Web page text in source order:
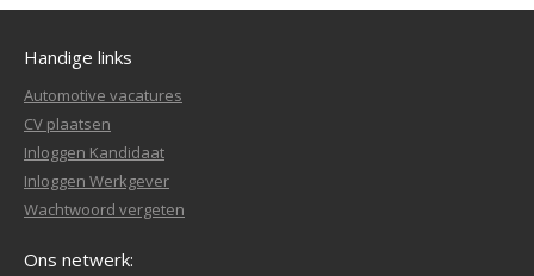
Handige links
Automotive vacatures
CV plaatsen
Inloggen Kandidaat
Inloggen Werkgever
Wachtwoord vergeten
Ons netwerk: